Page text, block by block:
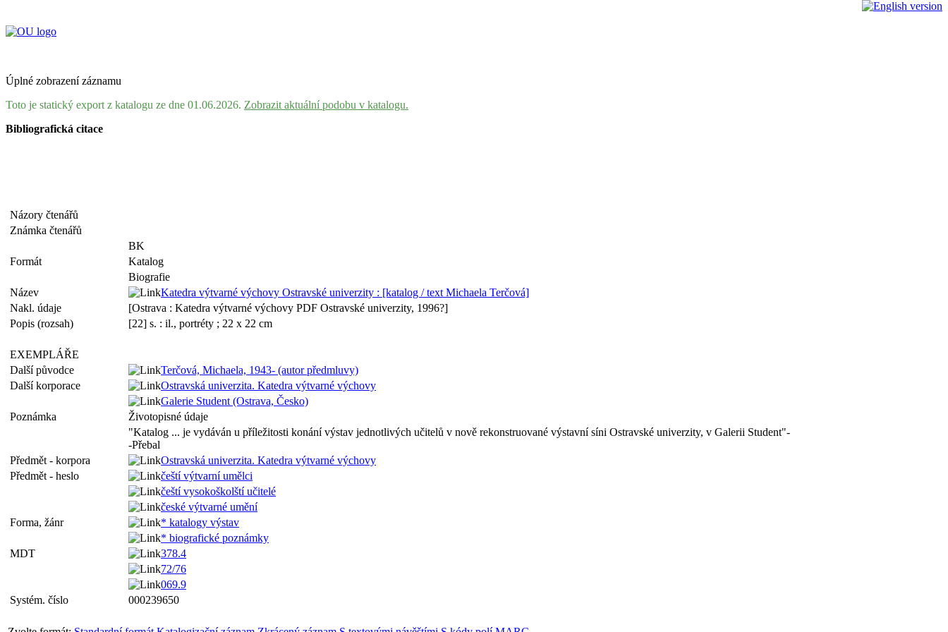
Úplné zobrazení záznamu
Toto je statický export z katalogu ze dne 01.06.2026. Zobrazit aktuální podobu v katalogu.
Bibliografická citace
Názory čtenářů
Známka čtenářů
BK
Formát
Katalog
Biografie
Název
Katedra výtvarné výchovy Ostravské univerzity : [katalog /text Michaela Terčová]
Nakl. údaje
[Ostrava : Katedra výtvarné výchovy PDF Ostravské univerzity, 1996?]
Popis (rozsah)
[22] s. : il., portréty ; 22 x 22 cm
EXEMPLÁŘE
Další původce
Terčová, Michaela, 1943- (autor předmluvy)
Další korporace
Ostravská univerzita. Katedra výtvarné výchovy
Galerie Student (Ostrava, Česko)
Poznámka
Životopisné údaje
"Katalog ... je vydáván u příležitosti konání výstav jednotlivých učitelů v nově rekonstruované výstavní síni Ostravské univerzity, v Galerii Student"-
-Přebal
Předmět - korpora
Ostravská univerzita. Katedra výtvarné výchovy
Předmět - heslo
čeští výtvarní umělci
čeští vysokoškolští učitelé
české výtvarné umění
Forma, žánr
* katalogy výstav
* biografické poznámky
MDT
378.4
72/76
069.9
Systém. číslo
000239650